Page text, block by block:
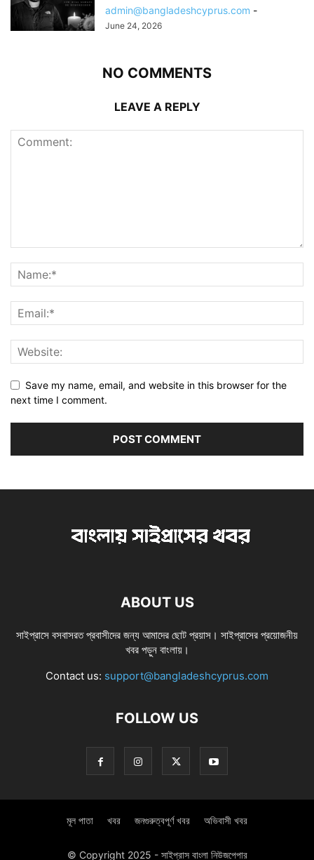
admin@bangladeshcyprus.com -
June 24, 2026
NO COMMENTS
LEAVE A REPLY
Save my name, email, and website in this browser for the
next time I comment.
ABOUT US
সাইপ্রাসে বসবাসরত প্রবাসীদের জন্য আমাদের ছোট প্রয়াস। সাইপ্রাসের প্রয়োজনীয়
খবর পড়ুন বাংলায়।
Contact us: support@bangladeshcyprus.com
FOLLOW US
মূল পাতা খবর জনগুরুত্বপূর্ণ খবর অভিবাসী খবর
© Copyright 2025 - সাইপ্রাস বাংলা নিউজপেপার